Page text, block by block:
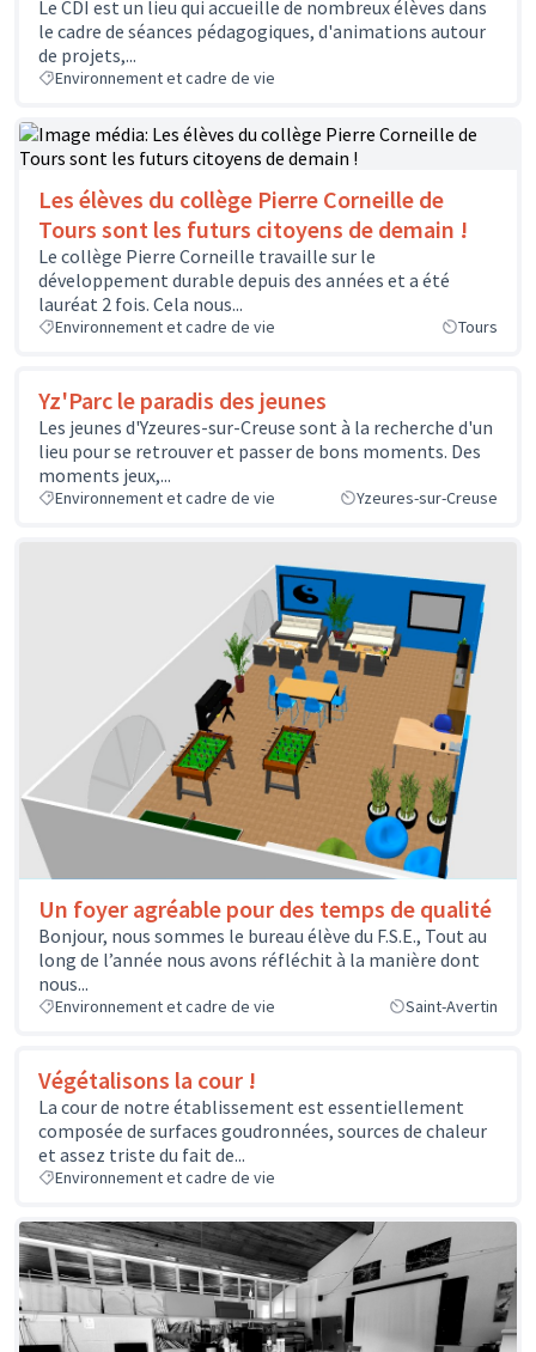
Le CDI est un lieu qui accueille de nombreux élèves dans
le cadre de séances pédagogiques, d'animations autour
de projets,...
Environnement et cadre de vie
Les élèves du collège Pierre Corneille de
Tours sont les futurs citoyens de demain !
Le collège Pierre Corneille travaille sur le
développement durable depuis des années et a été
lauréat 2 fois. Cela nous...
Environnement et cadre de vie Tours
Yz'Parc le paradis des jeunes
Les jeunes d'Yzeures-sur-Creuse sont à la recherche d'un
lieu pour se retrouver et passer de bons moments. Des
moments jeux,...
Environnement et cadre de vie Yzeures-sur-Creuse
Un foyer agréable pour des temps de qualité
Bonjour, nous sommes le bureau élève du F.S.E., Tout au
long de l’année nous avons réfléchit à la manière dont
nous...
Environnement et cadre de vie Saint-Avertin
Végétalisons la cour !
La cour de notre établissement est essentiellement
composée de surfaces goudronnées, sources de chaleur
et assez triste du fait de...
Environnement et cadre de vie